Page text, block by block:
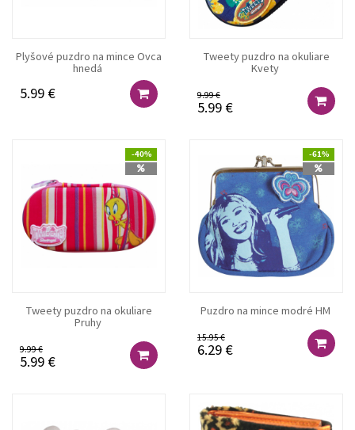
Plyšové puzdro na mince Ovca
hnedá
5.99 €
Tweety puzdro na okuliare
Kvety
9.99 €
5.99 €
-40%
Tweety puzdro na okuliare
Pruhy
9.99 €
5.99 €
-61%
Puzdro na mince modré HM
15.95 €
6.29 €